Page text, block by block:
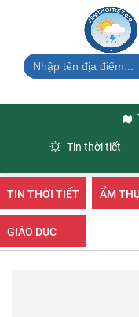
Tin thời tiết
TIN THỜI TIẾT ẨM
GIÁO DỤC